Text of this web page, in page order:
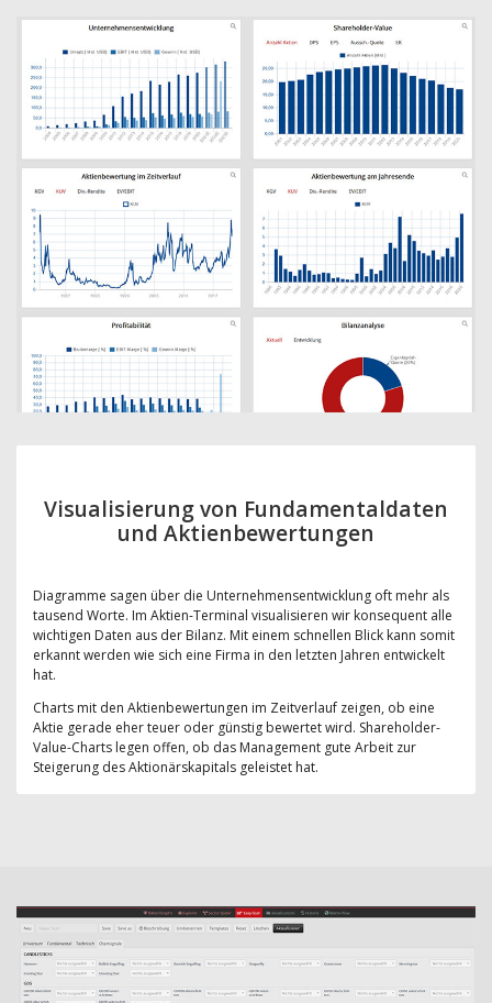
Visualisierung von Fundamentaldaten
und Aktienbewertungen
Diagramme sagen über die Unternehmensentwicklung oft mehr als
tausend Worte. Im Aktien-Terminal visualisieren wir konsequent alle
wichtigen Daten aus der Bilanz. Mit einem schnellen Blick kann somit
erkannt werden wie sich eine Firma in den letzten Jahren entwickelt
hat.
Charts mit den Aktienbewertungen im Zeitverlauf zeigen, ob eine
Aktie gerade eher teuer oder günstig bewertet wird. Shareholder-
Value-Charts legen offen, ob das Management gute Arbeit zur
Steigerung des Aktionärskapitals geleistet hat.